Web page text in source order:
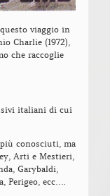
viaggio in
Charlie (1972),
che raccoglie
italiani di cui
conosciuti, ma
Arti e Mestieri,
Garybaldi,
Perigeo, ecc….